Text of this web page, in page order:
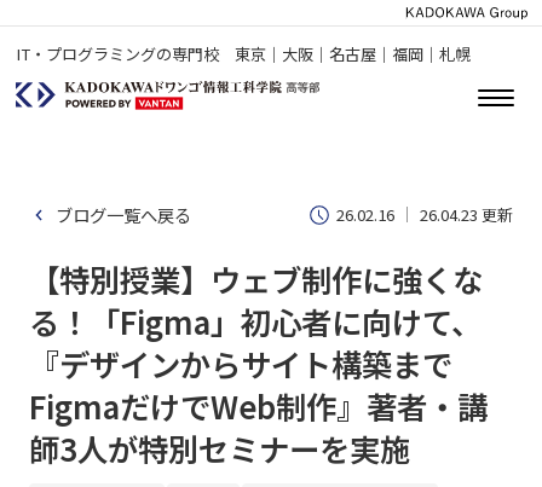
IT・プログラミングの専門校 東京｜大阪｜名古屋｜福岡｜札幌
ブログ一覧へ戻る 26.02.16 26.04.23 更新
【特別授業】ウェブ制作に強くな
る！「Figma」初心者に向けて、
『デザインからサイト構築まで
FigmaだけでWeb制作』著者・講
師3人が特別セミナーを実施